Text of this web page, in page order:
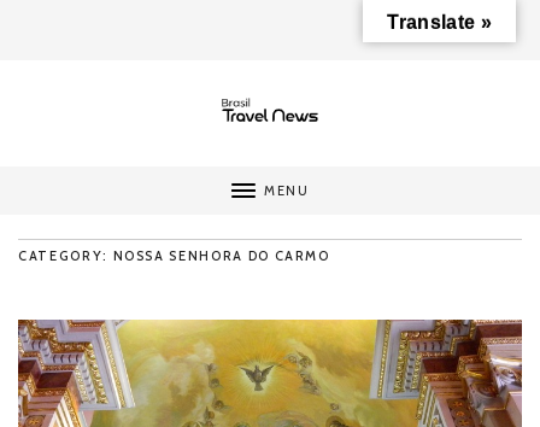
MENU
CATEGORY: NOSSA SENHORA DO CARMO
Translate »